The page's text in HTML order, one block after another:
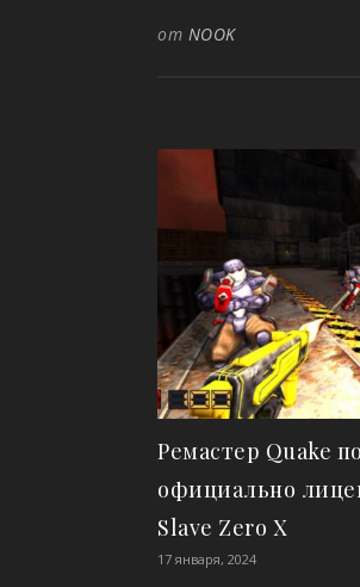
от NOOK
Ремастер Quake
официально
Slave Zero X
17 января, 2024